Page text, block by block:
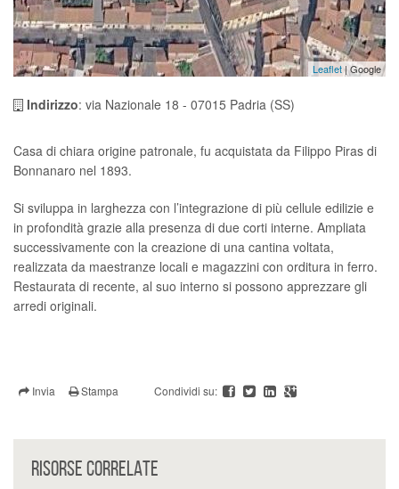
Leaflet| Google
Indirizzo: via Nazionale 18 - 07015 Padria (SS)
Casa di chiara origine patronale, fu acquistata da Filippo Piras di
Bonnanaro nel 1893.
Si sviluppa in larghezza con l’integrazione di più cellule edilizie e
in profondità grazie alla presenza di due corti interne. Ampliata
successivamente con la creazione di una cantina voltata,
realizzata da maestranze locali e magazzini con orditura in ferro.
Restaurata di recente, al suo interno si possono apprezzare gli
arredi originali.
Invia Stampa Condividi su:
RISORSE CORRELATE